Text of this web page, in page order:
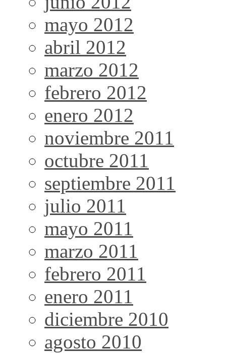
mayo 2012
abril 2012
marzo 2012
febrero 2012
enero 2012
noviembre 2011
octubre 2011
septiembre 2011
julio 2011
mayo 2011
marzo 2011
febrero 2011
enero 2011
diciembre 2010
agosto 2010